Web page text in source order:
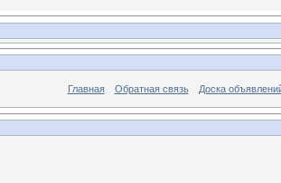
Главная Обратная связь Доска